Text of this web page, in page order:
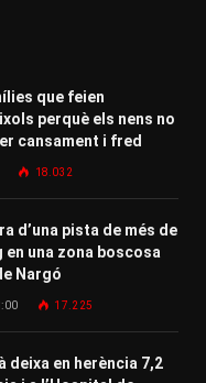
que feien
perquè els nens no
cansament i fred
18.032
d’una pista de més de
una zona boscosa
Nargó
17.225
deixa en herència 7,2